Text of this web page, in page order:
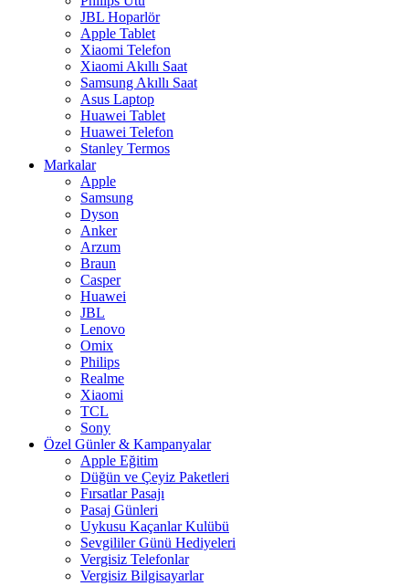
JBL Hoparlör
Apple Tablet
Xiaomi Telefon
Xiaomi Akıllı Saat
Samsung Akıllı Saat
Asus Laptop
Huawei Tablet
Huawei Telefon
Stanley Termos
Markalar
Apple
Samsung
Dyson
Anker
Arzum
Braun
Casper
Huawei
JBL
Lenovo
Omix
Philips
Realme
Xiaomi
TCL
Sony
Özel Günler & Kampanyalar
Apple Eğitim
Düğün ve Çeyiz Paketleri
Fırsatlar Pasajı
Pasaj Günleri
Uykusu Kaçanlar Kulübü
Sevgililer Günü Hediyeleri
Vergisiz Telefonlar
Vergisiz Bilgisayarlar